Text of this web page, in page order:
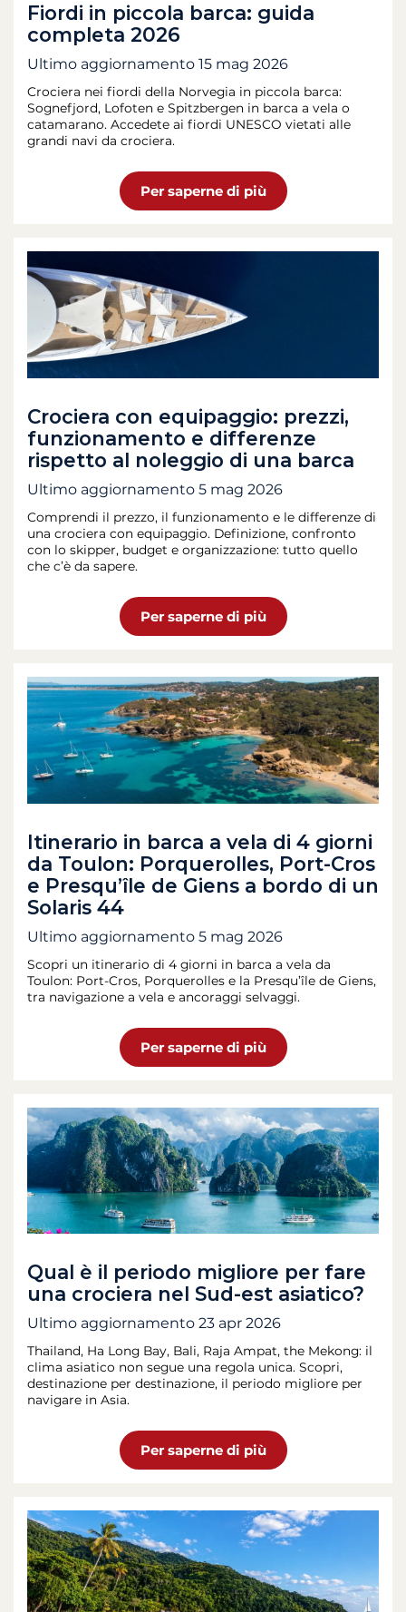
Fiordi in piccola barca: guida
completa 2026
Ultimo aggiornamento 15 mag 2026
Crociera nei fiordi della Norvegia in piccola barca:
Sognefjord, Lofoten e Spitzbergen in barca a vela o
catamarano. Accedete ai fiordi UNESCO vietati alle
grandi navi da crociera.
Per saperne di più
Crociera con equipaggio: prezzi,
funzionamento e differenze
rispetto al noleggio di una barca
Ultimo aggiornamento 5 mag 2026
Comprendi il prezzo, il funzionamento e le differenze di
una crociera con equipaggio. Definizione, confronto
con lo skipper, budget e organizzazione: tutto quello
che c’è da sapere.
Per saperne di più
Itinerario in barca a vela di 4 giorni
da Toulon: Porquerolles, Port-Cros
e Presqu’île de Giens a bordo di un
Solaris 44
Ultimo aggiornamento 5 mag 2026
Scopri un itinerario di 4 giorni in barca a vela da
Toulon: Port-Cros, Porquerolles e la Presqu’île de Giens,
tra navigazione a vela e ancoraggi selvaggi.
Per saperne di più
Qual è il periodo migliore per fare
una crociera nel Sud-est asiatico?
Ultimo aggiornamento 23 apr 2026
Thailand, Ha Long Bay, Bali, Raja Ampat, the Mekong: il
clima asiatico non segue una regola unica. Scopri,
destinazione per destinazione, il periodo migliore per
navigare in Asia.
Per saperne di più